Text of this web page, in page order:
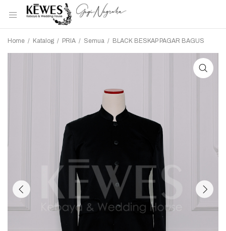
Home / Katalog / PRIA / Semua / BLACK BESKAP PAGAR BAGUS